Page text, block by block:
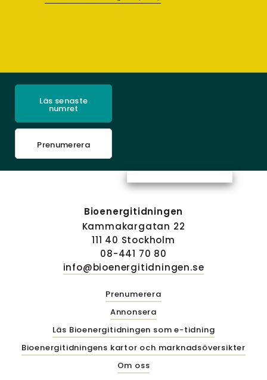
Läs senaste
numret
Prenumerera
Bioenergitidningen
Kammakargatan 22
111 40 Stockholm
08-441 70 80
info@bioenergitidningen.se
Prenumerera
Annonsera
Läs Bioenergitidningen som e-tidning
Bioenergitidningens kartor och marknadsöversikter
Om oss